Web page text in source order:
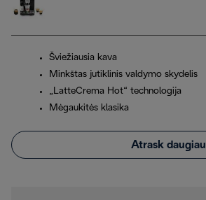
Šviežiausia kava
Minkštas jutiklinis valdymo skydelis
„LatteCrema Hot“ technologija
Mėgaukitės klasika
Atrask daugiau